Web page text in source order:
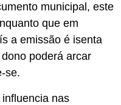
municipal, este
que em
a emissão é isenta
poderá arcar
se.
nas